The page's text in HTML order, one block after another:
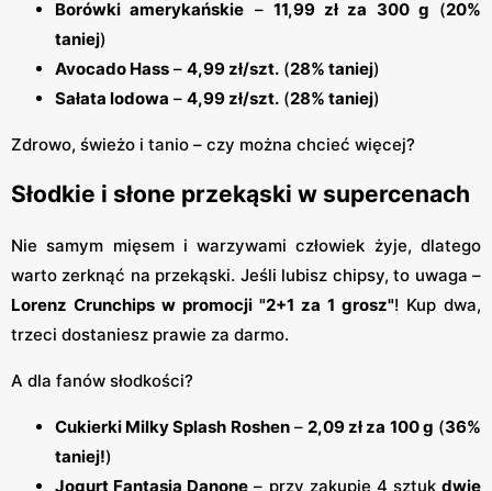
Borówki amerykańskie – 11,99 zł za 300 g (20%
taniej)
Avocado Hass – 4,99 zł/szt. (28% taniej)
Sałata lodowa – 4,99 zł/szt. (28% taniej)
Zdrowo, świeżo i tanio – czy można chcieć więcej?
Słodkie i słone przekąski w supercenach
Nie samym mięsem i warzywami człowiek żyje, dlatego
warto zerknąć na przekąski. Jeśli lubisz chipsy, to uwaga –
Lorenz Crunchips w promocji "2+1 za 1 grosz"! Kup dwa,
trzeci dostaniesz prawie za darmo.
A dla fanów słodkości?
Cukierki Milky Splash Roshen–2,09 zł za 100 g (36%
taniej!)
Jogurt Fantasia Danone – przy zakupie 4 sztuk dwie